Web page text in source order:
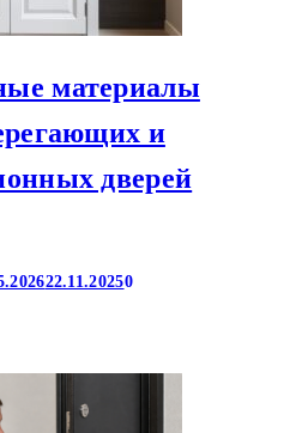
материалы
и
дверей
22.11.20250